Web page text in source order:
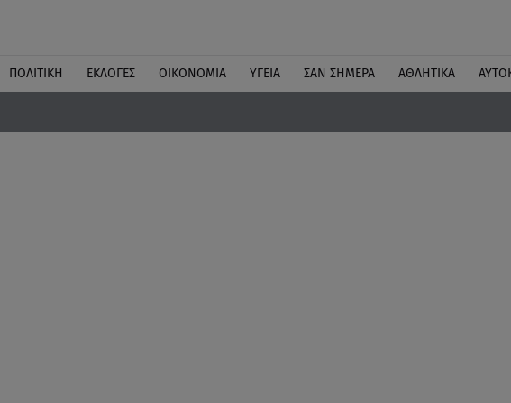
ΠΟΛΙΤΙΚΗ ΕΚΛΟΓΕΣ ΟΙΚΟΝΟΜΙΑ ΥΓΕΙΑ ΣΑΝ ΣΗΜΕΡΑ ΑΘΛΗΤΙΚΑ